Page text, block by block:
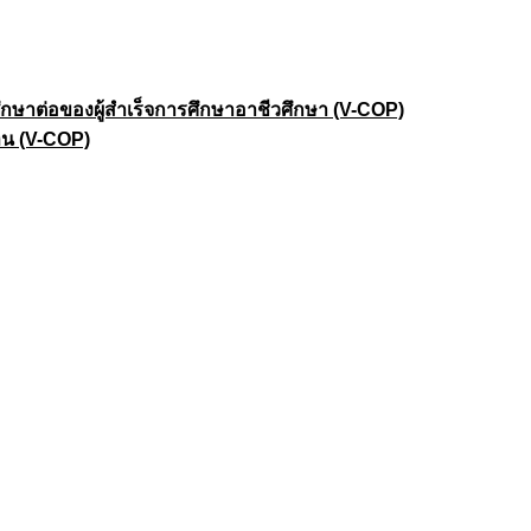
าต่อของผู้สำเร็จการศึกษาอาชีวศึกษา (V-COP)
(V-COP)